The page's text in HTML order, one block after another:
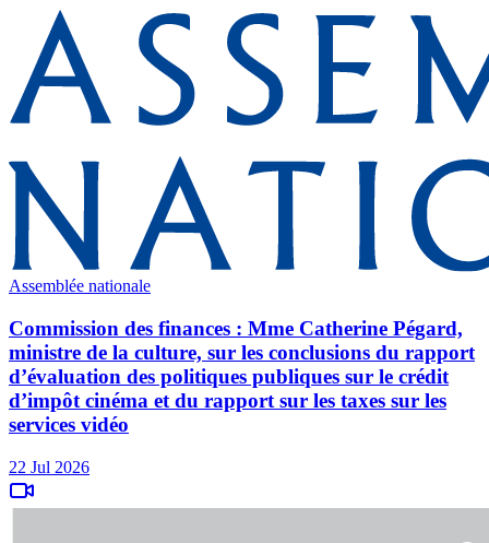
Assemblée nationale
Commission des finances : Mme Catherine Pégard,
ministre de la culture, sur les conclusions du rapport
d’évaluation des politiques publiques sur le crédit
d’impôt cinéma et du rapport sur les taxes sur les
services vidéo
22 Jul 2026